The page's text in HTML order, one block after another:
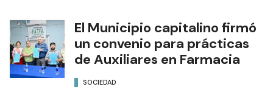
El Municipio capitalino firmó
un convenio para prácticas
de Auxiliares en Farmacia
SOCIEDAD